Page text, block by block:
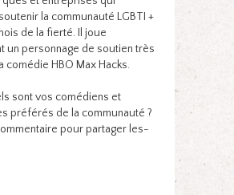
la communauté LGBTI +
de la fierté. Il joue
un personnage de soutien très
comédie HBO Max Hacks.
sont vos comédiens et
préférés de la communauté ?
pour partager les-